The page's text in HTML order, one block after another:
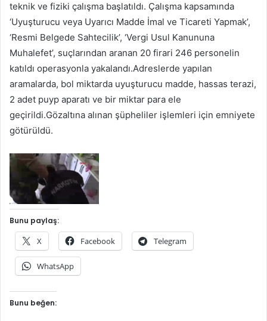
teknik ve fiziki çalışma başlatıldı. Çalışma kapsamında
‘Uyuşturucu veya Uyarıcı Madde İmal ve Ticareti Yapmak’,
‘Resmi Belgede Sahtecilik’, ‘Vergi Usul Kanununa
Muhalefet’, suçlarından aranan 20 firari 246 personelin
katıldı operasyonla yakalandı.Adreslerde yapılan
aramalarda, bol miktarda uyuşturucu madde, hassas terazi,
2 adet puyp aparatı ve bir miktar para ele
geçirildi.Gözaltına alınan şüpheliler işlemleri için emniyete
götürüldü.
Bunu paylaş:
X Facebook Telegram
WhatsApp
Bunu beğen: